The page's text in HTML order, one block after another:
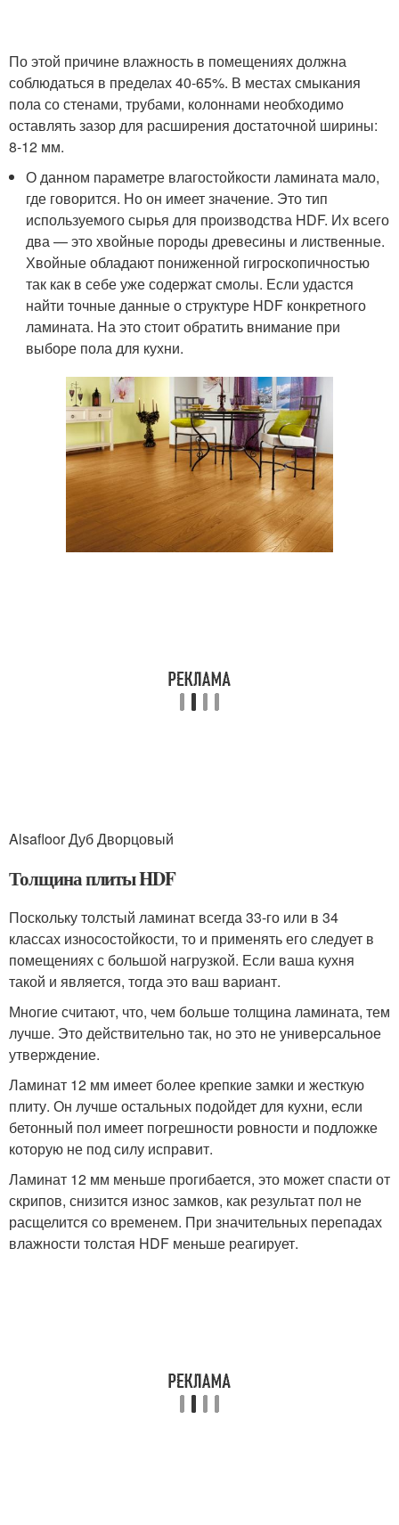
По этой причине влажность в помещениях должна
соблюдаться в пределах 40-65%. В местах смыкания
пола со стенами, трубами, колоннами необходимо
оставлять зазор для расширения достаточной ширины:
8-12 мм.
О данном параметре влагостойкости ламината мало,
где говорится. Но он имеет значение. Это тип
используемого сырья для производства HDF. Их всего
два — это хвойные породы древесины и лиственные.
Хвойные обладают пониженной гигроскопичностью
так как в себе уже содержат смолы. Если удастся
найти точные данные о структуре HDF конкретного
ламината. На это стоит обратить внимание при
выборе пола для кухни.
Alsafloor Дуб Дворцовый
Толщина плиты HDF
Поскольку толстый ламинат всегда 33-го или в 34
классах износостойкости, то и применять его следует в
помещениях с большой нагрузкой. Если ваша кухня
такой и является, тогда это ваш вариант.
Многие считают, что, чем больше толщина ламината, тем
лучше. Это действительно так, но это не универсальное
утверждение.
Ламинат 12 мм имеет более крепкие замки и жесткую
плиту. Он лучше остальных подойдет для кухни, если
бетонный пол имеет погрешности ровности и подложке
которую не под силу исправит.
Ламинат 12 мм меньше прогибается, это может спасти от
скрипов, снизится износ замков, как результат пол не
расщелится со временем. При значительных перепадах
влажности толстая HDF меньше реагирует.